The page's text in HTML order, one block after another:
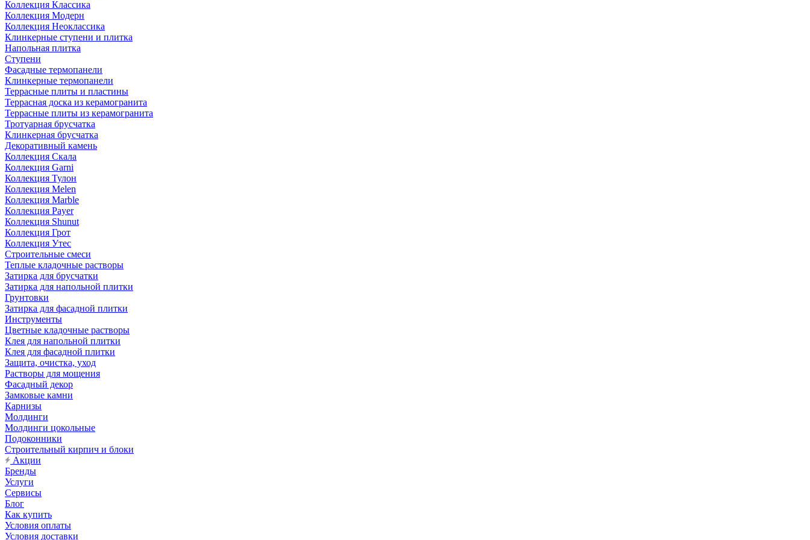
Коллекция Классика
Коллекция Модерн
Коллекция Неоклассика
Клинкерные ступени и плитка
Напольная плитка
Ступени
Фасадные термопанели
Клинкерные термопанели
Террасные плиты и пластины
Террасная доска из керамогранита
Террасные плиты из керамогранита
Тротуарная брусчатка
Клинкерная брусчатка
Декоративный камень
Коллекция Скала
Коллекция Garni
Коллекция Тулон
Коллекция Melen
Коллекция Marble
Коллекция Payer
Коллекция Shunut
Коллекция Грот
Коллекция Утес
Строительные смеси
Теплые кладочные растворы
Затирка для брусчатки
Затирка для напольной плитки
Грунтовки
Затирка для фасадной плитки
Инструменты
Цветные кладочные растворы
Клея для напольной плитки
Клея для фасадной плитки
Защита, очистка, уход
Растворы для мощения
Фасадный декор
Замковые камни
Карнизы
Молдинги
Молдинги цокольные
Подоконники
Строительный кирпич и блоки
Акции
Бренды
Услуги
Сервисы
Блог
Как купить
Условия оплаты
Условия доставки